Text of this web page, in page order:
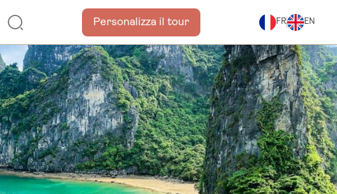
Personalizza il tour FR EN